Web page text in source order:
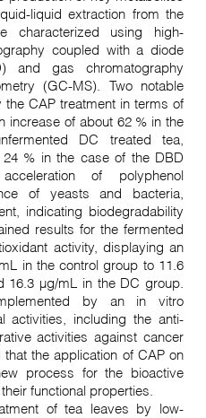
liquid extraction from the
characterized using high-
coupled with a diode
and gas chromatography
(GC-MS). Two notable
the CAP treatment in terms of
increase of about 62 % in the
DC treated tea,
% in the case of the DBD
of polyphenol
of yeasts and bacteria,
indicating biodegradability
results for the fermented
activity, displaying an
in the control group to 11.6
16.3 µg/mL in the DC group.
by an in vitro
activities, including the anti-
activities against cancer
that the application of CAP on
process for the bioactive
functional properties.
of tea leaves by low-